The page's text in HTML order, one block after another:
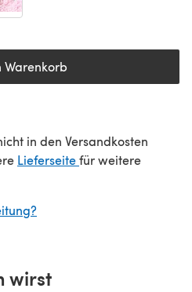
Warenkorb
in den Versandkosten
Lieferseite(öffnet sich in
für weitere
wirst